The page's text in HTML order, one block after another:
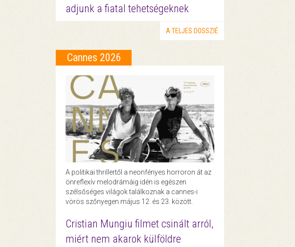
adjunk a fiatal tehetségeknek
A TELJES DOSSZIÉ
Cannes 2026
A politikai thrillertől a neonfényes horroron át az
önreflexív melodrámáig idén is egészen
szélsőséges világok találkoznak a cannes-i
vörös szőnyegen május 12. és 23. között.
Cristian Mungiu filmet csinált arról,
miért nem akarok külföldre